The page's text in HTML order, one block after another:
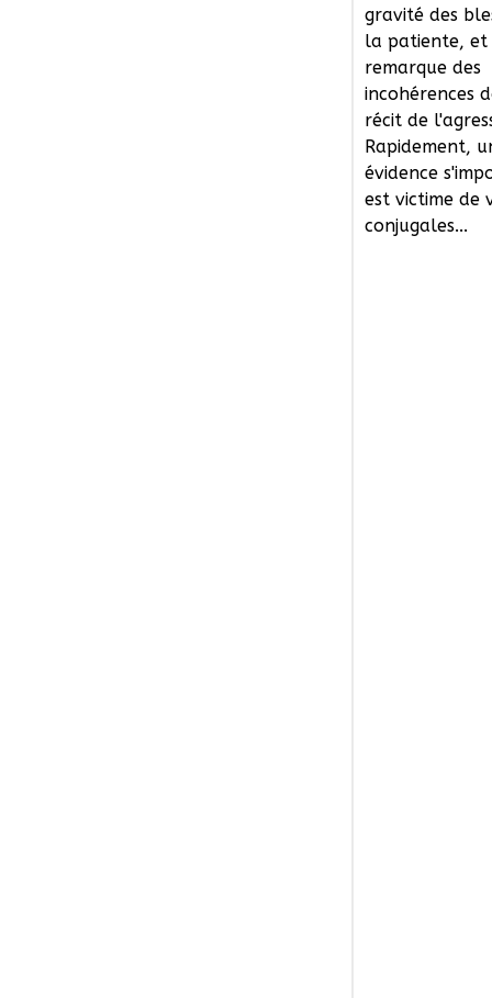
gravité des
la patiente, et
remarque des
incohérences
récit de
Rapidement,
évidence
est victime de
conjugales...